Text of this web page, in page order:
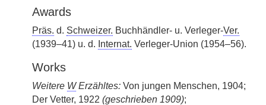
Awards
Präs. d. Schweizer. Buchhändler- u. Verleger-Ver.
(1939–41) u. d. Internat. Verleger-Union (1954–56).
Works
Weitere WErzähltes: Von jungen Menschen, 1904;
Der Vetter, 1922 (geschrieben 1909);